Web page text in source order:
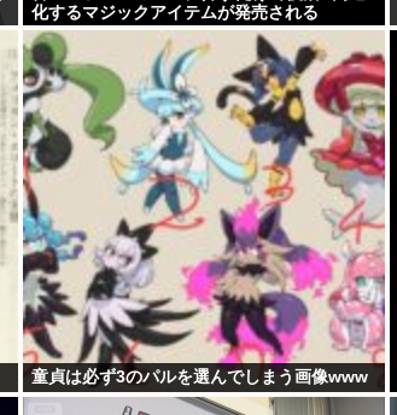
化するマジックアイテムが発売される
童貞は必ず3のパルを選んでしまう画像www